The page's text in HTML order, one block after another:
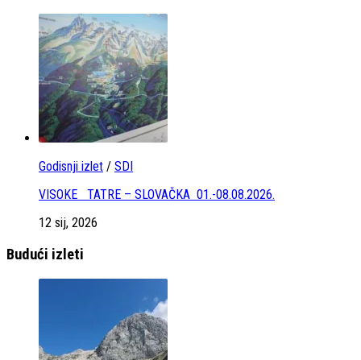
Godisnji izlet / SDI
VISOKE TATRE – SLOVAČKA 01.-08.08.2026.
12 sij, 2026
Budući izleti